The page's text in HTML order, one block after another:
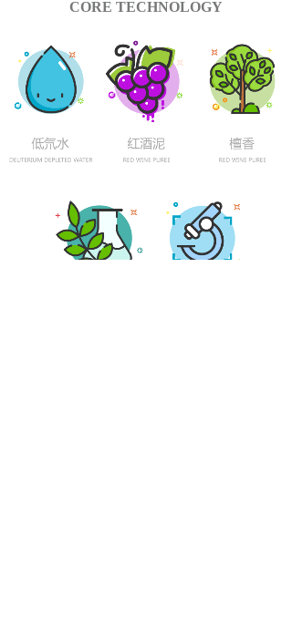
CORE TECHNOLOGY